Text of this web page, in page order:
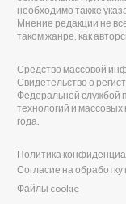
необходимо также
Мнение редакции не
таком жанре, как
Средство массовой
Свидетельство о
Федеральной службой
технологий и
года.
Политика
Согласие на
Файлы cookie